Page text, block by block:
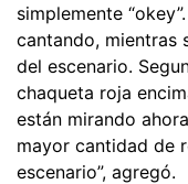
simplemente
cantando, mientras
del escenario.
chaqueta roja
están mirando
mayor cantidad de
escenario”, agregó.